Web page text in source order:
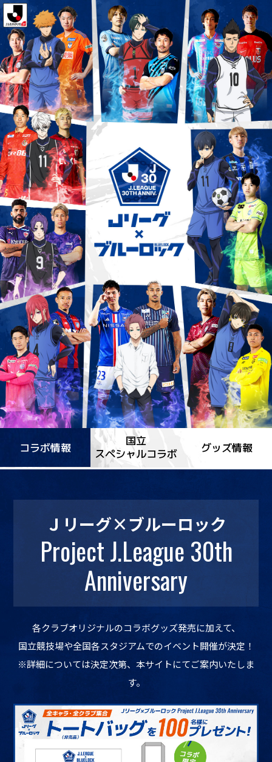
コラボ情報
国立
スペシャルコラボ
グッズ情報
Ｊリーグ×ブルーロック
Project J.League 30th
Anniversary
各クラブオリジナルのコラボグッズ発売に加えて、
国立競技場や全国各スタジアムでのイベント開催が決定！
※詳細については決定次第、本サイトにてご案内いたしま
す。